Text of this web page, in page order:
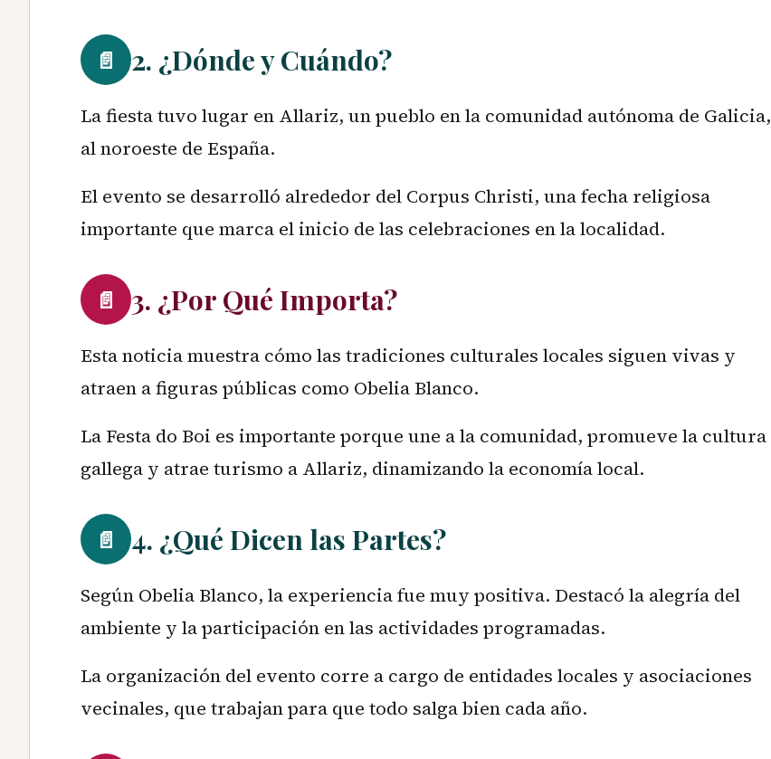
📄 2. ¿Dónde y Cuándo?
La fiesta tuvo lugar en Allariz, un pueblo en la comunidad autónoma de Galicia,
al noroeste de España.
El evento se desarrolló alrededor del Corpus Christi, una fecha religiosa
importante que marca el inicio de las celebraciones en la localidad.
📄 3. ¿Por Qué Importa?
Esta noticia muestra cómo las tradiciones culturales locales siguen vivas y
atraen a figuras públicas como Obelia Blanco.
La Festa do Boi es importante porque une a la comunidad, promueve la cultura
gallega y atrae turismo a Allariz, dinamizando la economía local.
📄 4. ¿Qué Dicen las Partes?
Según Obelia Blanco, la experiencia fue muy positiva. Destacó la alegría del
ambiente y la participación en las actividades programadas.
La organización del evento corre a cargo de entidades locales y asociaciones
vecinales, que trabajan para que todo salga bien cada año.